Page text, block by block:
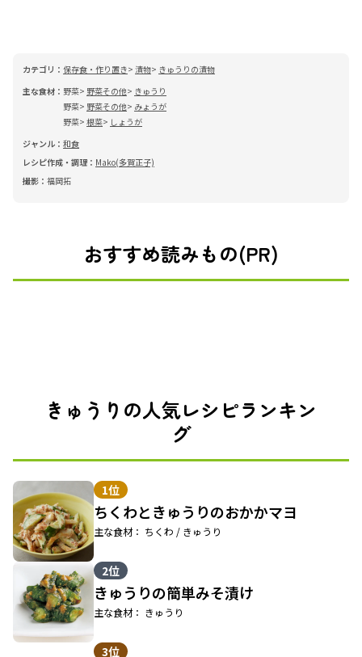
カテゴリ： 保存食・作り置き 漬物
きゅうりの漬物
主な食材： 野菜 野菜その他
きゅうり
野菜
野菜その他
みょうが
野菜 根菜
しょうが
ジャンル： 和食
レシピ作成・調理： Mako(多賀正子)
撮影： 福岡拓
おすすめ読みもの(PR)
きゅうりの人気レシピランキン
グ
1位
ちくわときゅうりのおかかマヨ
主な食材： ちくわ / きゅうり
2位
きゅうりの簡単みそ漬け
主な食材： きゅうり
3位